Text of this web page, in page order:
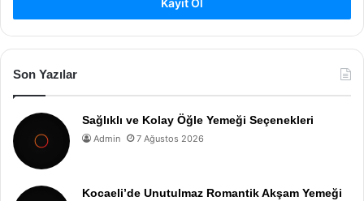
Kayıt Ol
Son Yazılar
Sağlıklı ve Kolay Öğle Yemeği Seçenekleri
Admin 7 Ağustos 2026
Kocaeli’de Unutulmaz Romantik Akşam Yemeği